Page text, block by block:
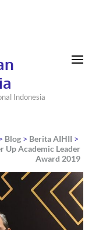
Indonesia
Blog > Berita AIHII >
Up Academic Leader
Award 2019